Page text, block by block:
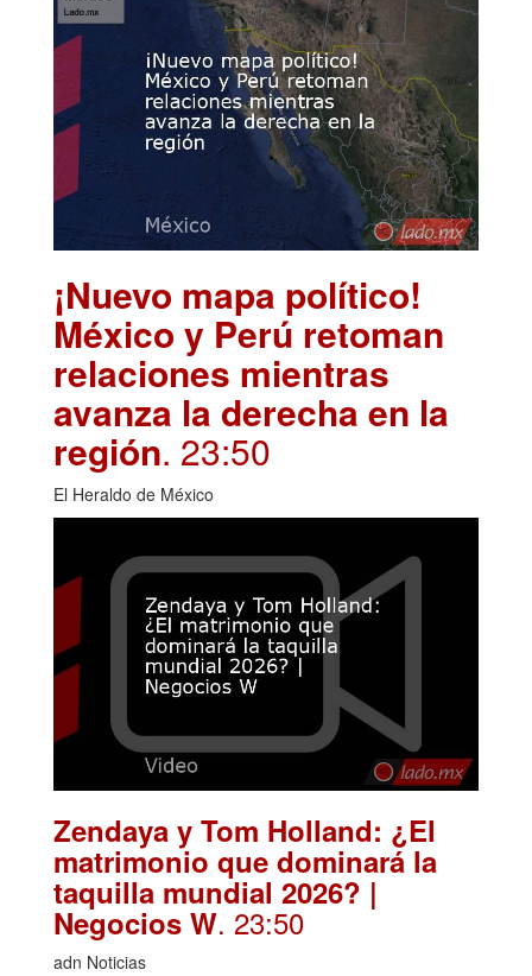
¡Nuevo mapa político!
México y Perú retoman
relaciones mientras
avanza la derecha en la
región. 23:50
El Heraldo de México
Zendaya y Tom Holland: ¿El
matrimonio que dominará la
taquilla mundial 2026? |
Negocios W. 23:50
adn Noticias